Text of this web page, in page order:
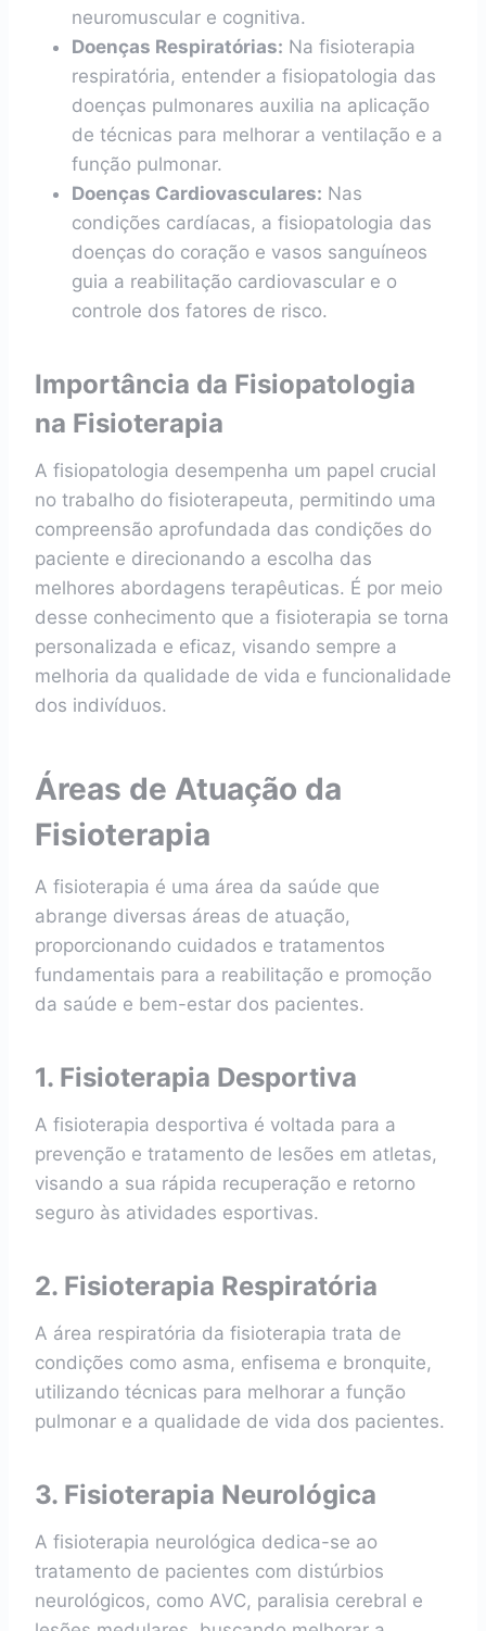
neuromuscular e cognitiva.
Doenças Respiratórias: Na fisioterapia
respiratória, entender a fisiopatologia das
doenças pulmonares auxilia na aplicação
de técnicas para melhorar a ventilação e a
função pulmonar.
Doenças Cardiovasculares: Nas
condições cardíacas, a fisiopatologia das
doenças do coração e vasos sanguíneos
guia a reabilitação cardiovascular e o
controle dos fatores de risco.
Importância da Fisiopatologia
na Fisioterapia
A fisiopatologia desempenha um papel crucial
no trabalho do fisioterapeuta, permitindo uma
compreensão aprofundada das condições do
paciente e direcionando a escolha das
melhores abordagens terapêuticas. É por meio
desse conhecimento que a fisioterapia se torna
personalizada e eficaz, visando sempre a
melhoria da qualidade de vida e funcionalidade
dos indivíduos.
Áreas de Atuação da
Fisioterapia
A fisioterapia é uma área da saúde que
abrange diversas áreas de atuação,
proporcionando cuidados e tratamentos
fundamentais para a reabilitação e promoção
da saúde e bem-estar dos pacientes.
1. Fisioterapia Desportiva
A fisioterapia desportiva é voltada para a
prevenção e tratamento de lesões em atletas,
visando a sua rápida recuperação e retorno
seguro às atividades esportivas.
2. Fisioterapia Respiratória
A área respiratória da fisioterapia trata de
condições como asma, enfisema e bronquite,
utilizando técnicas para melhorar a função
pulmonar e a qualidade de vida dos pacientes.
3. Fisioterapia Neurológica
A fisioterapia neurológica dedica-se ao
tratamento de pacientes com distúrbios
neurológicos, como AVC, paralisia cerebral e